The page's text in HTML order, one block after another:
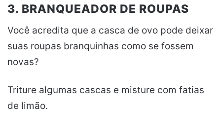
3. BRANQUEADOR DE ROUPAS
Você acredita que a casca de ovo pode deixar
suas roupas branquinhas como se fossem
novas?
Triture algumas cascas e misture com fatias
de limão.